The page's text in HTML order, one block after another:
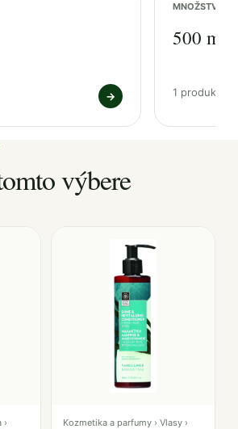
→
MNOŽSTVO
500 ml
1 produktov
výbere
Kozmetika a parfumy › Vlasy ›